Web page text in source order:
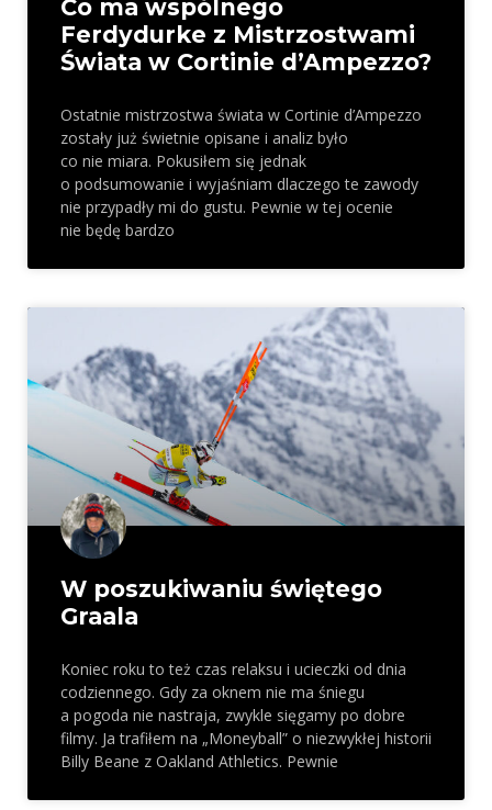
Co ma wspólnego
Ferdydurke z Mistrzostwami
Świata w Cortinie d’Ampezzo?
Ostatnie mistrzostwa świata w Cortinie d’Ampezzo
zostały już świetnie opisane i analiz było
co nie miara. Pokusiłem się jednak
o podsumowanie i wyjaśniam dlaczego te zawody
nie przypadły mi do gustu. Pewnie w tej ocenie
nie będę bardzo
W poszukiwaniu świętego
Graala
Koniec roku to też czas relaksu i ucieczki od dnia
codziennego. Gdy za oknem nie ma śniegu
a pogoda nie nastraja, zwykle sięgamy po dobre
filmy. Ja trafiłem na „Moneyball” o niezwykłej historii
Billy Beane z Oakland Athletics. Pewnie